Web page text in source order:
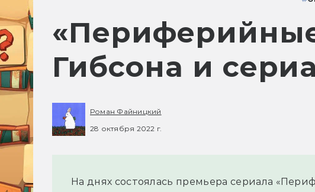
Гибсона и
Роман Файницкий
28 октября 2022 г.
На днях состоялась премьера сериала